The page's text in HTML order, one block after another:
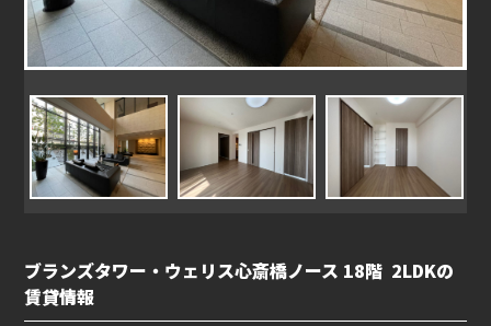
ブランズタワー・ウェリス心斎橋ノース 18階 2LDKの
賃貸情報